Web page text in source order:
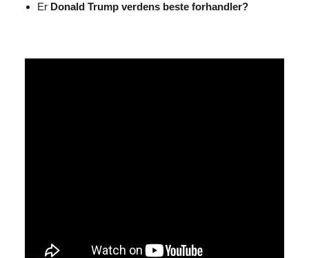
Er Donald Trump verdens beste forhandler?